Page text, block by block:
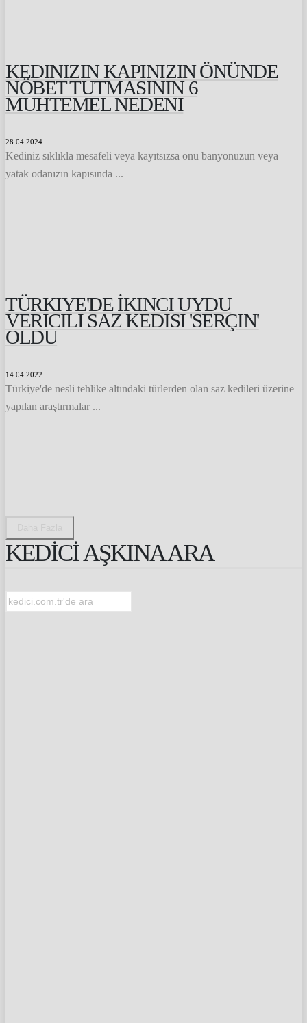
KEDINIZIN KAPINIZIN ÖNÜNDE
NÖBET TUTMASININ 6
MUHTEMEL NEDENI
28.04.2024
Kediniz sıklıkla mesafeli veya kayıtsızsa onu banyonuzun veya
yatak odanızın kapısında ...
TÜRKIYE'DE İKINCI UYDU
VERICILI SAZ KEDISI 'SERÇIN'
OLDU
14.04.2022
Türkiye'de nesli tehlike altındaki türlerden olan saz kedileri üzerine
yapılan araştırmalar ...
KEDİCİ AŞKINA ARA